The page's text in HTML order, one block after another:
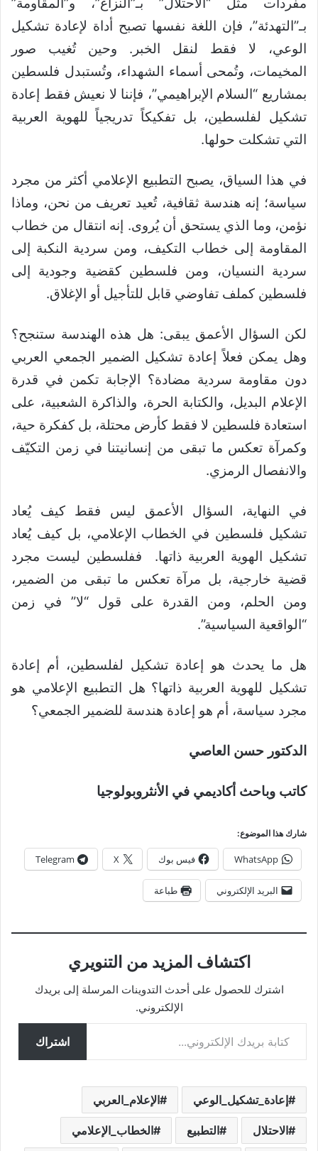
مفردات مثل “الاحتلال” بـ”النزاع”، و”المقاومة”
بـ”التهدئة”، فإن اللغة نفسها تصبح أداة لإعادة تشكيل
الوعي، لا فقط لنقل الخبر. وحين تُغيب صور
المخيمات، وتُمحى أسماء الشهداء، وتُستبدل فلسطين
بمشاريع “السلام الإبراهيمي”، فإننا لا نعيش فقط إعادة
تشكيل لفلسطين، بل تفكيكاً تدريجياً للهوية العربية
التي تشكلت حولها.
في هذا السياق، يصبح التطبيع الإعلامي أكثر من مجرد
سياسة؛ إنه هندسة ثقافية، تُعيد تعريف من نحن، وماذا
نؤمن، وما الذي يستحق أن يُروى. إنه انتقال من خطاب
المقاومة إلى خطاب التكيف، ومن سردية النكبة إلى
سردية النسيان، ومن فلسطين كقضية وجودية إلى
فلسطين كملف تفاوضي قابل للتأجيل أو الإغلاق.
لكن السؤال الأعمق يبقى: هل هذه الهندسة ستنجح؟
وهل يمكن فعلاً إعادة تشكيل الضمير الجمعي العربي
دون مقاومة سردية مضادة؟ الإجابة تكمن في قدرة
الإعلام البديل، والكتابة الحرة، والذاكرة الشعبية، على
استعادة فلسطين لا فقط كأرض محتلة، بل كفكرة حية،
وكمرآة تعكس ما تبقى من إنسانيتنا في زمن التكيّف
والانفصال الرمزي.
في النهاية، السؤال الأعمق ليس فقط كيف يُعاد
تشكيل فلسطين في الخطاب الإعلامي، بل كيف يُعاد
تشكيل الهوية العربية ذاتها. ففلسطين ليست مجرد
قضية خارجية، بل مرآة تعكس ما تبقى من الضمير،
ومن الحلم، ومن القدرة على قول “لا” في زمن
“الواقعية السياسية”.
هل ما يحدث هو إعادة تشكيل لفلسطين، أم إعادة
تشكيل للهوية العربية ذاتها؟ هل التطبيع الإعلامي هو
مجرد سياسة، أم هو إعادة هندسة للضمير الجمعي؟
الدكتور حسن العاصي
كاتب وباحث أكاديمي في الأنثروبولوجيا
شارك هذا الموضوع:
WhatsApp فيس بوك X
Telegram
البريد الإلكتروني طباعة
اكتشاف المزيد من التنويري
اشترك للحصول على أحدث التدوينات المرسلة إلى بريدك
الإلكتروني.
كتابة بريدك الإلكتروني...
اشتراك
إعادة_تشكيل_الوعي الإعلام_العربي
الاحتلال التطبيع الخطاب_الإعلامي